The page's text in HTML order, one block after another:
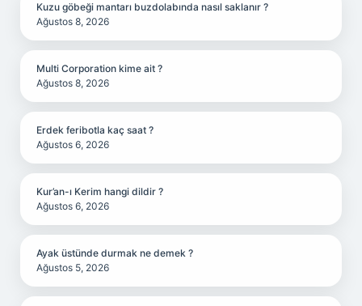
Kuzu göbeği mantarı buzdolabında nasıl saklanır ?
Ağustos 8, 2026
Multi Corporation kime ait ?
Ağustos 8, 2026
Erdek feribotla kaç saat ?
Ağustos 6, 2026
Kur’an-ı Kerim hangi dildir ?
Ağustos 6, 2026
Ayak üstünde durmak ne demek ?
Ağustos 5, 2026